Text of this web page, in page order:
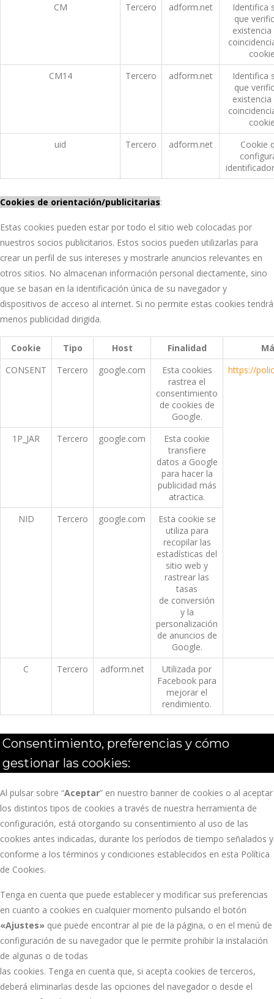
CM
Tercero adform.net
Identifica
que
existencia
CM14
Tercero adform.net
Identifica
que
existencia
uid
Tercero adform.net
Cookie
Cookies de orientación/publicitarias:
Estas cookies pueden estar por todo el sitio web colocadas por
nuestros socios publicitarios. Estos socios pueden utilizarlas para
crear un perfil de sus intereses y mostrarle anuncios relevantes en
otros sitios. No almacenan información personal diectamente, sino
que se basan en la identificación única de su navegador y
dispositivos de acceso al internet. Si no permite estas cookies tendrá
menos publicidad dirigida.
Cookie Tipo Host Finalidad
CONSENT
Tercero google.com
Esta cookies
rastrea el
consentimiento
de cookies de
Google.
https://
1P_JAR Tercero google.com
Esta cookie
transfiere
datos a Google
para hacer la
publicidad más
atractica.
NID
Tercero google.com
Esta cookie se
utiliza para
recopilar las
estadísticas del
sitio web y
rastrear las
tasas
de conversión
y la
personalización
de anuncios de
Google.
C
Tercero adform.net
Utilizada por
Facebook para
mejorar el
rendimiento.
Consentimiento, preferencias y cómo
gestionar las cookies:
Al pulsar sobre “Aceptar” en nuestro banner de cookies o al aceptar
los distintos tipos de cookies a través de nuestra herramienta de
configuración, está otorgando su consentimiento al uso de las
cookies antes indicadas, durante los períodos de tiempo señalados y
conforme a los términos y condiciones establecidos en esta Política
de Cookies.
Tenga en cuenta que puede establecer y modificar sus preferencias
en cuanto a cookies en cualquier momento pulsando el botón
«Ajustes» que puede encontrar al pie de la página, o en el menú de
configuración de su navegador que le permite prohibir la instalación
de algunas o de todas
las cookies. Tenga en cuenta que, si acepta cookies de terceros,
deberá eliminarlas desde las opciones del navegador o desde el